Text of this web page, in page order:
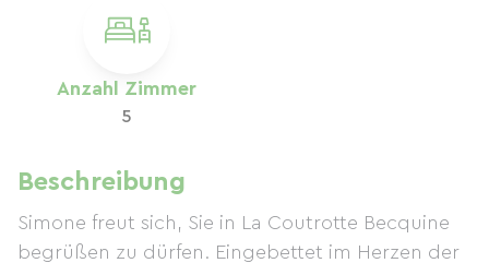
Anzahl Zimmer
5
Beschreibung
Simone freut sich, Sie in La Coutrotte Becquine
begrüßen zu dürfen. Eingebettet im Herzen der